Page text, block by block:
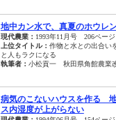
地中カン水で、真夏のホウレ
現代農業： 1993年11月号 206ページ
上位タイトル： 作物と水との出合い
と人もラクになる
執筆者： 小松貢一 秋田県角館農業
病気のこないハウスを作る
ス内湿度が上がらない